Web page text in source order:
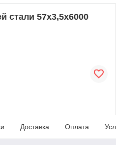
стали 57х3,5х6000
Доставка Оплата